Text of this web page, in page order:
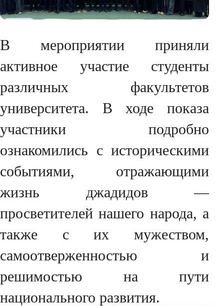
В мероприятии приняли
активное участие студенты
различных факультетов
университета. В ходе показа
участники подробно
ознакомились с историческими
событиями, отражающими
жизнь джадидов —
просветителей нашего народа, а
также с их мужеством,
самоотверженностью и
решимостью на пути
национального развития.